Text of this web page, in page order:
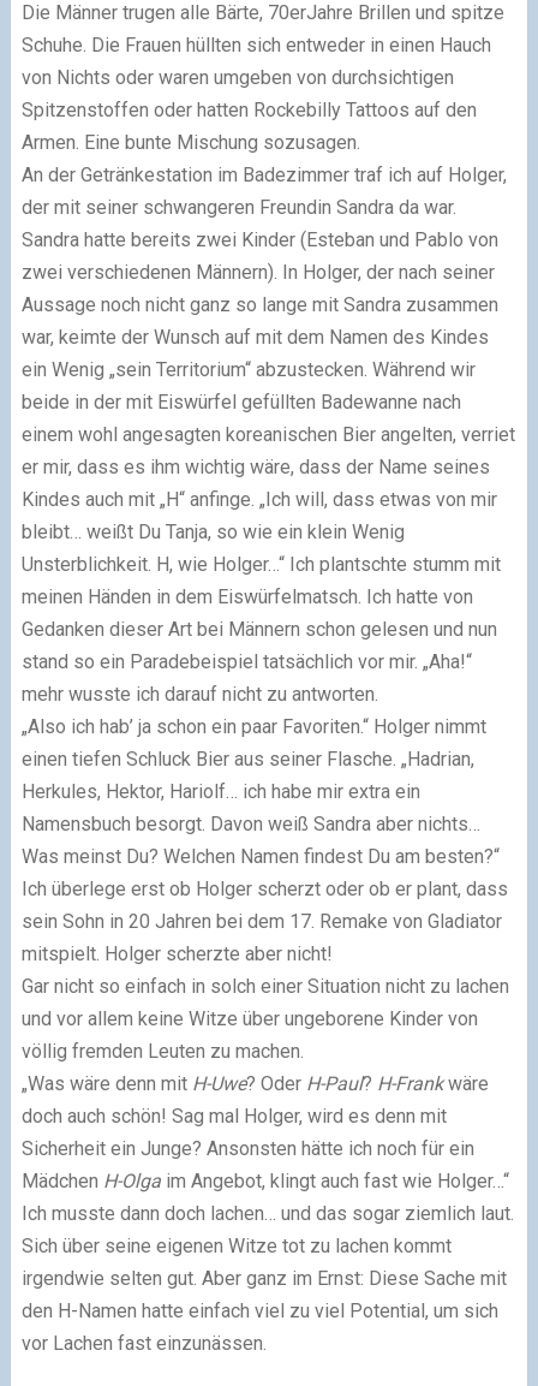
Die Männer trugen alle Bärte, 70erJahre Brillen und spitze
Schuhe. Die Frauen hüllten sich entweder in einen Hauch
von Nichts oder waren umgeben von durchsichtigen
Spitzenstoffen oder hatten Rockebilly Tattoos auf den
Armen. Eine bunte Mischung sozusagen.
An der Getränkestation im Badezimmer traf ich auf Holger,
der mit seiner schwangeren Freundin Sandra da war.
Sandra hatte bereits zwei Kinder (Esteban und Pablo von
zwei verschiedenen Männern). In Holger, der nach seiner
Aussage noch nicht ganz so lange mit Sandra zusammen
war, keimte der Wunsch auf mit dem Namen des Kindes
ein Wenig „sein Territorium“ abzustecken. Während wir
beide in der mit Eiswürfel gefüllten Badewanne nach
einem wohl angesagten koreanischen Bier angelten, verriet
er mir, dass es ihm wichtig wäre, dass der Name seines
Kindes auch mit „H“ anfinge. „Ich will, dass etwas von mir
bleibt… weißt Du Tanja, so wie ein klein Wenig
Unsterblichkeit. H, wie Holger…“ Ich plantschte stumm mit
meinen Händen in dem Eiswürfelmatsch. Ich hatte von
Gedanken dieser Art bei Männern schon gelesen und nun
stand so ein Paradebeispiel tatsächlich vor mir. „Aha!“
mehr wusste ich darauf nicht zu antworten.
„Also ich hab’ ja schon ein paar Favoriten.“ Holger nimmt
einen tiefen Schluck Bier aus seiner Flasche. „Hadrian,
Herkules, Hektor, Hariolf… ich habe mir extra ein
Namensbuch besorgt. Davon weiß Sandra aber nichts…
Was meinst Du? Welchen Namen findest Du am besten?“
Ich überlege erst ob Holger scherzt oder ob er plant, dass
sein Sohn in 20 Jahren bei dem 17. Remake von Gladiator
mitspielt. Holger scherzte aber nicht!
Gar nicht so einfach in solch einer Situation nicht zu lachen
und vor allem keine Witze über ungeborene Kinder von
völlig fremden Leuten zu machen.
„Was wäre denn mit H-Uwe? Oder H-Paul? H-Frankwäre
doch auch schön! Sag mal Holger, wird es denn mit
Sicherheit ein Junge? Ansonsten hätte ich noch für ein
Mädchen H-Olgaim Angebot, klingt auch fast wie Holger…“
Ich musste dann doch lachen… und das sogar ziemlich laut.
Sich über seine eigenen Witze tot zu lachen kommt
irgendwie selten gut. Aber ganz im Ernst: Diese Sache mit
den H-Namen hatte einfach viel zu viel Potential, um sich
vor Lachen fast einzunässen.